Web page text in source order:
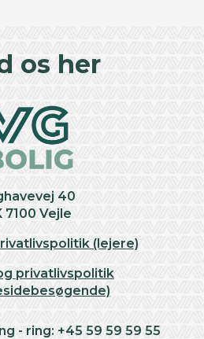
os her
40
7100 Vejle
(lejere)
privatlivspolitik
- ring: +45 59 59 59 55